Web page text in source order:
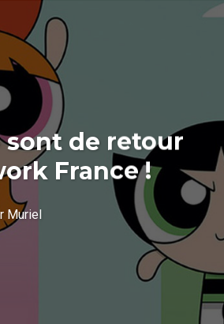
sont de retour
France !
Muriel